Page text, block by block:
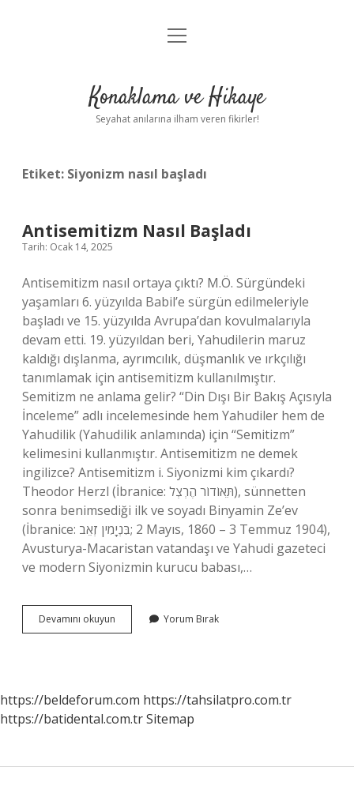
Anasayfa
Yasal Uyarı
menüyü
Konaklama ve Hikaye
Seyahat anılarına ilham veren fikirler!
Etiket: Siyonizm nasıl başladı
Antisemitizm Nasıl Başladı
Tarih: Ocak 14, 2025
Antisemitizm nasıl ortaya çıktı? M.Ö. Sürgündeki
yaşamları 6. yüzyılda Babil’e sürgün edilmeleriyle
başladı ve 15. yüzyılda Avrupa’dan kovulmalarıyla
devam etti. 19. yüzyıldan beri, Yahudilerin maruz
kaldığı dışlanma, ayrımcılık, düşmanlık ve ırkçılığı
tanımlamak için antisemitizm kullanılmıştır.
Semitizm ne anlama gelir? “Din Dışı Bir Bakış Açısıyla
İnceleme” adlı incelemesinde hem Yahudiler hem de
Yahudilik (Yahudilik anlamında) için “Semitizm”
kelimesini kullanmıştır. Antisemitizm ne demek
ingilizce? Antisemitizm i. Siyonizmi kim çıkardı?
Theodor Herzl (İbranice: תֵּאוֹדוֹר הֶרְצְל‎), sünnetten
sonra benimsediği ilk ve soyadı Binyamin Ze’ev
(İbranice: בִּנְיָמִין זְאֵב‎; 2 Mayıs, 1860 – 3 Temmuz 1904),
Avusturya-Macaristan vatandaşı ve Yahudi gazeteci
ve modern Siyonizmin kurucu babası,…
Devamını okuyun Antisemitizm
Nasıl
Yorum Bırak
https://beldeforum.com https://tahsilatpro.com.tr
https://batidental.com.trSitemap